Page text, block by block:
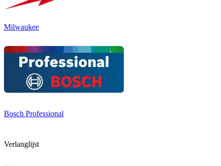
Milwaukee
Bosch Professional
Verlanglijst